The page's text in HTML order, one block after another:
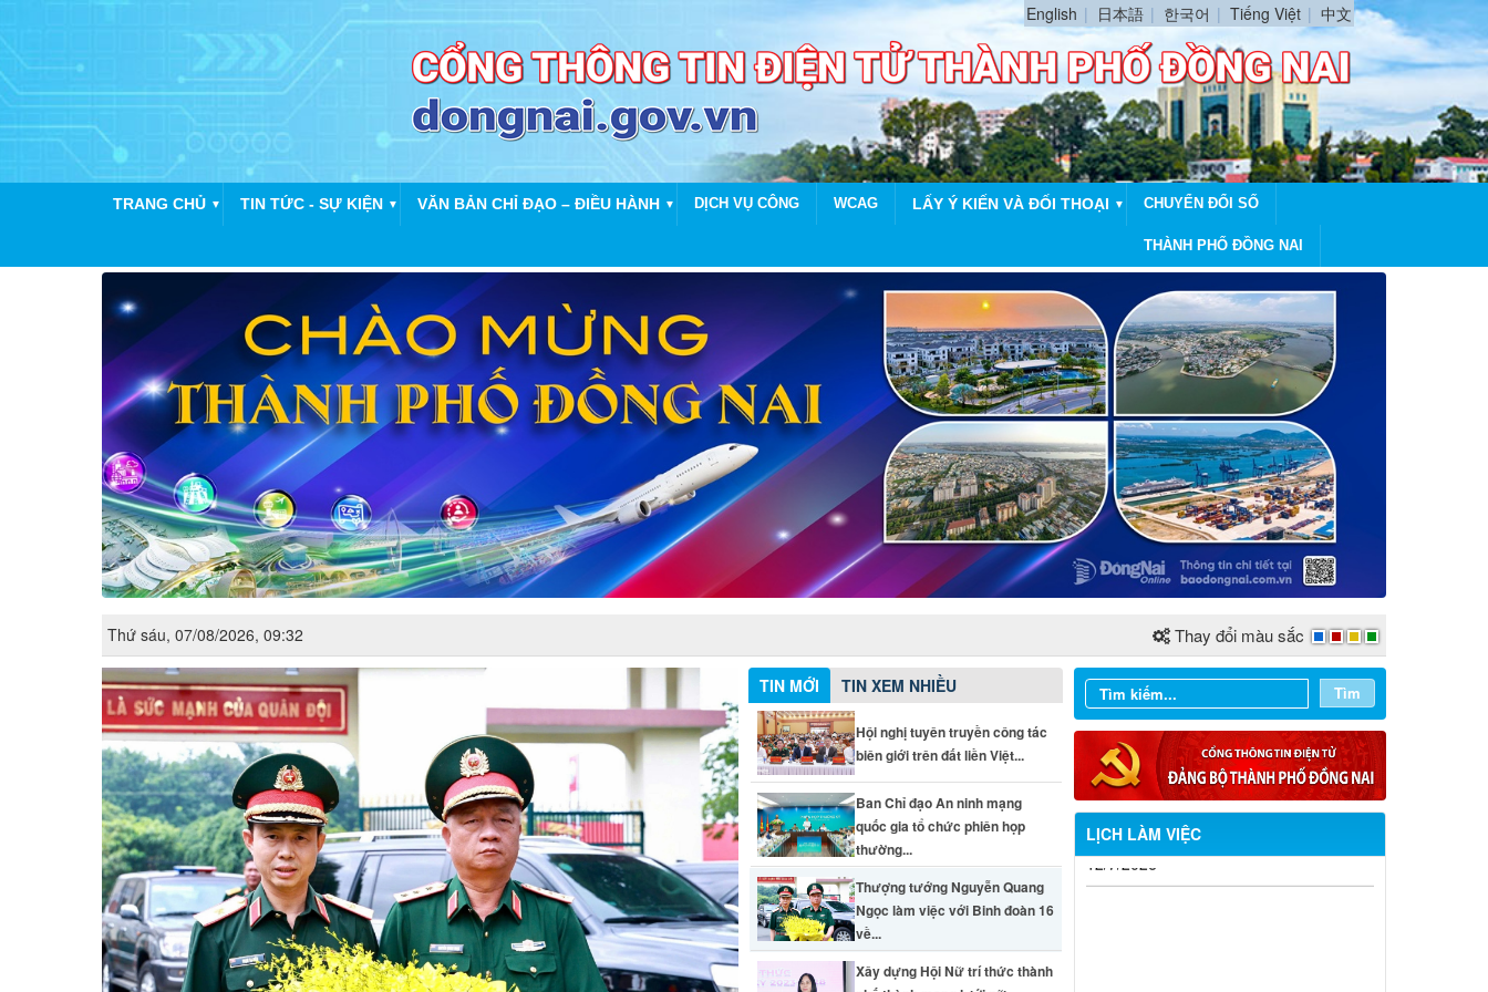
English 日本語 한국어 Tiếng Việt 中文
TRANG CHỦ ▼ TIN TỨC - SỰ KIỆN ▼ VĂN BẢN CHỈ ĐẠO – ĐIỀU HÀNH ▼ DỊCH VỤ CÔNG WCAG LẤY Ý KIẾN VÀ ĐỐI THOẠI ▼ CHUYỂN ĐỔI SỐ
THÀNH PHỐ ĐỒNG NAI
Thứ sáu, 07/08/2026, 09:32 Thay đổi màu sắc
Tìm
LỊCH LÀM VIỆC
Từ ngày 03/8/2026 đến ngày
09/8/2026
TIN MỚI TIN XEM NHIỀU
Hội nghị tuyên truyền công tác
biên giới trên đất liền Việt...
Ban Chỉ đạo An ninh mạng
quốc gia tổ chức phiên họp
thường...
Thượng tướng Nguyễn Quang
Ngọc làm việc với Binh đoàn 16
về...
Xây dựng Hội Nữ trí thức thành